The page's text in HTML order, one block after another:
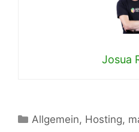
Josua
Kategorien
Allgemein, Hosting,